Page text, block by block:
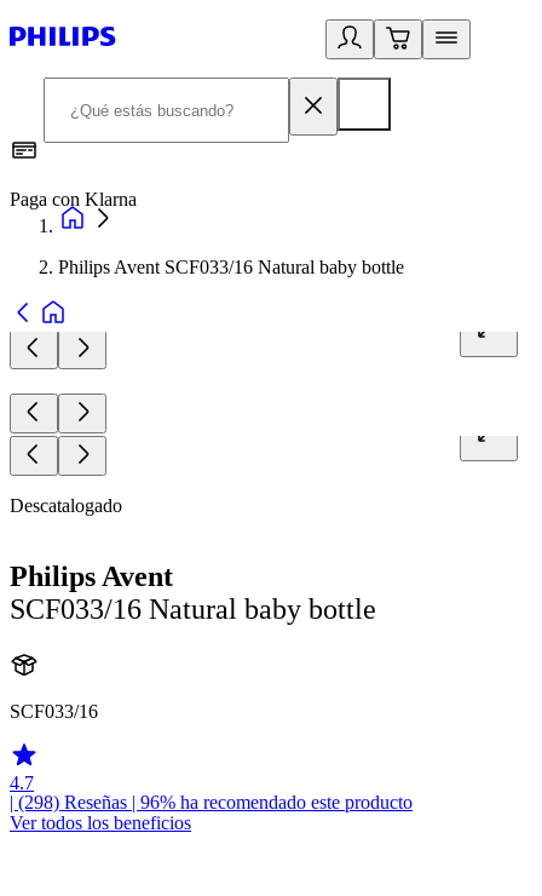
Paga con Klarna
Philips Avent SCF033/16 Natural baby bottle
Descatalogado
Philips Avent
SCF033/16 Natural baby bottle
SCF033/16
4.7
| (298) Reseñas | 96% ha recomendado este producto
Ver todos los beneficios